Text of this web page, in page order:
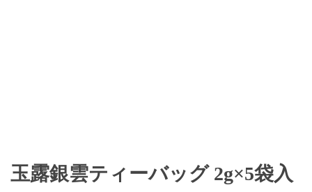
玉露銀雲ティーバッグ 2g×5袋入